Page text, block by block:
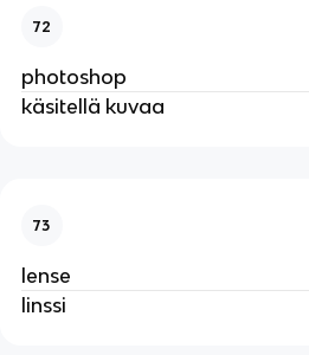
72
photoshop
käsitellä kuvaa
73
lense
linssi